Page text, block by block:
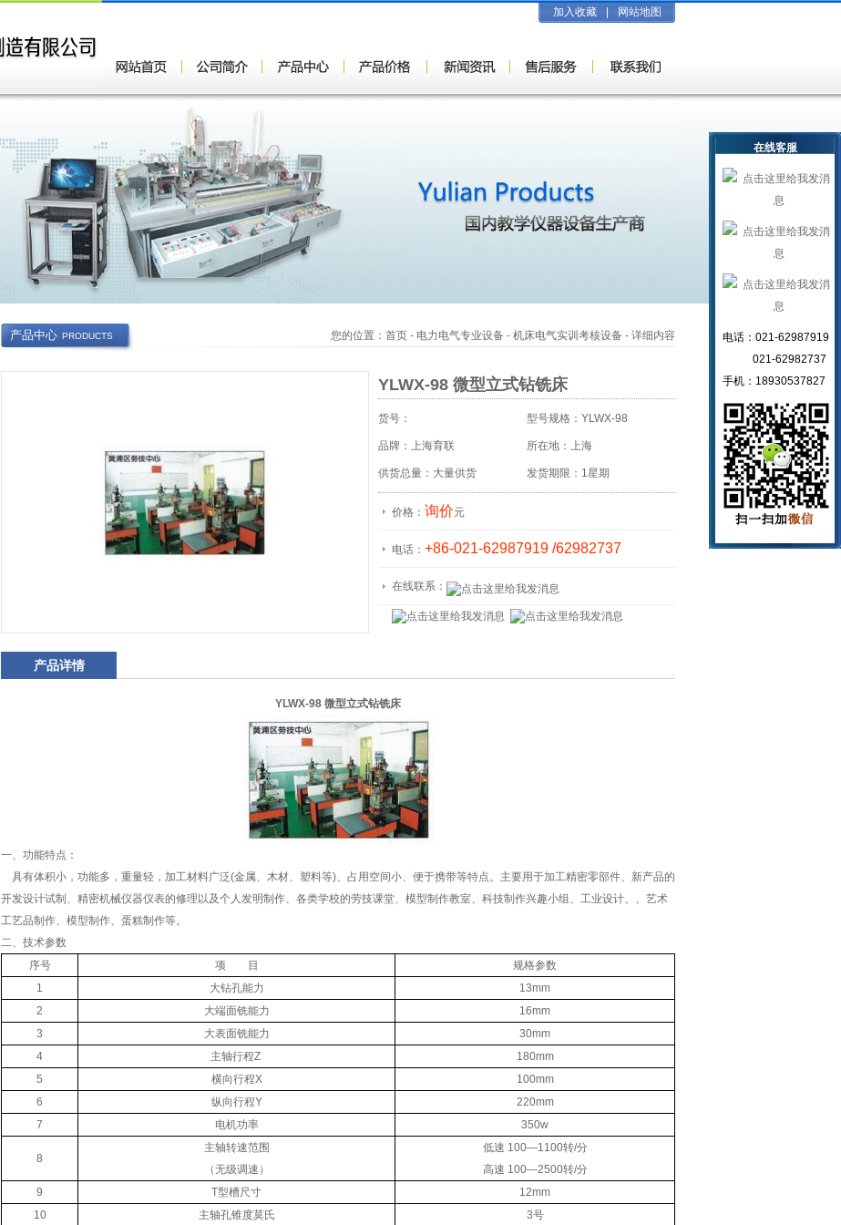
加入收藏 网站地图
产品中心 PRODUCTS 您的位置： 首页 - 电力电气专业设备 - 机床电气实训考核设备 - 详细内容
YLWX-98 微型立式钻铣床
货号： 型号规格：YLWX-98
品牌：上海育联 所在地：上海
供货总量：大量供货 发货期限：1星期
价格： 询价元
电话： +86-021-62987919 /62982737
在线联系：
产品详情
YLWX-98 微型立式钻铣床
一、功能特点：
具有体积小，功能多，重量轻，加工材料广泛(金属、木材、塑料等)、占用空间小、便于携带等特点。主要用于加工精密零部件、新产品的
开发设计试制、精密机械仪器仪表的修理以及个人发明制作、各类学校的劳技课堂、模型制作教室、科技制作兴趣小组、工业设计、、艺术
工艺品制作、模型制作、蛋糕制作等。
二、技术参数
序号
项 目
规格参数
1
大钻孔能力
13mm
2
大端面铣能力
16mm
3
大表面铣能力
30mm
4
主轴行程Z
180mm
5
横向行程X
100mm
6
纵向行程Y
220mm
7
电机功率 350w
8
主轴转速范围
（无级调速）
低速 100—1100转/分
高速 100—2500转/分
9
T型槽尺寸
12mm
10
主轴孔锥度莫氏
3号
在线客服
电话：021-62987919
021-62982737
手机：18930537827